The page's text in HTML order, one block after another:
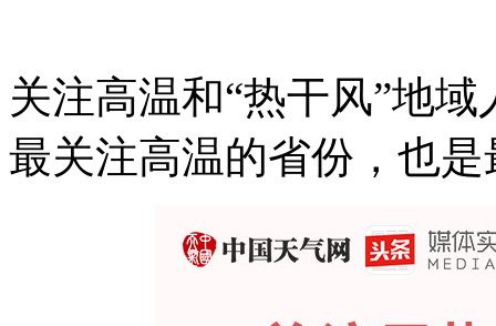
关注高温和“热干风”地
最关注高温的省份，也